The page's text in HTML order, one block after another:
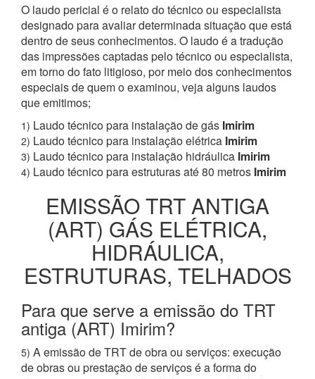
O laudo pericial é o relato do técnico ou especialista
designado para avaliar determinada situação que está
dentro de seus conhecimentos. O laudo é a tradução
das impressões captadas pelo técnico ou especialista,
em torno do fato litigioso, por meio dos conhecimentos
especiais de quem o examinou, veja alguns laudos
que emitimos;
1) Laudo técnico para instalação de gás Imirim
2) Laudo técnico para instalação elétrica Imirim
3) Laudo técnico para instalação hidráulica Imirim
4) Laudo técnico para estruturas até 80 metros Imirim
EMISSÃO TRT ANTIGA
(ART) GÁS ELÉTRICA,
HIDRÁULICA,
ESTRUTURAS, TELHADOS
Para que serve a emissão do TRT
antiga (ART) Imirim?
5) A emissão de TRT de obra ou serviços: execução
de obras ou prestação de serviços é a forma do